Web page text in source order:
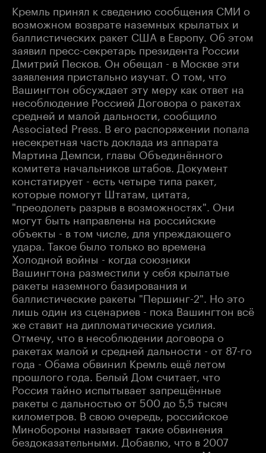
Кремль принял к сведению сообщения СМИ о
возможном возврате наземных крылатых и
баллистических ракет США в Европу. Об этом
заявил пресс-секретарь президента России
Дмитрий Песков. Он обещал - в Москве эти
заявления пристально изучат. О том, что
Вашингтон обсуждает эту меру как ответ на
несоблюдение Россией Договора о ракетах
средней и малой дальности, сообщило
Associated Press. В его распоряжении попала
несекретная часть доклада из аппарата
Мартина Демпси, главы Объединённого
комитета начальников штабов. Документ
констатирует - есть четыре типа ракет,
которые помогут Штатам, цитата,
"преодолеть разрыв в возможностях". Они
могут быть направлены на российские
объекты - в том числе, для упреждающего
удара. Такое было только во времена
Холодной войны - когда союзники
Вашингтона разместили у себя крылатые
ракеты наземного базирования и
баллистические ракеты "Першинг-2". Но это
лишь один из сценариев - пока Вашингтон всё
же ставит на дипломатические усилия.
Отмечу, что в несоблюдении договора о
ракетах малой и средней дальности - от 87-го
года - Обама обвинил Кремль ещё летом
прошлого года. Белый Дом считает, что
Россия тайно испытывает запрещённые
ракеты с дальностью от 500 до 5,5 тысяч
километров. В свою очередь, российское
Минобороны называет такие обвинения
бездоказательными. Добавлю, что в 2007